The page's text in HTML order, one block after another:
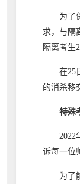
为了
求，与隔
隔离考生
在25
的消杀移
特殊
2022
诉每一位
为了